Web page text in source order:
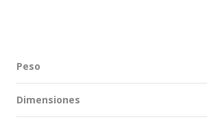
Peso
Dimensiones